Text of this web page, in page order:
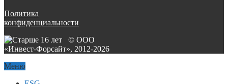
Политика
конфиденциальности
© ООО
«Инвест-Форсайт», 2012-2026
Меню